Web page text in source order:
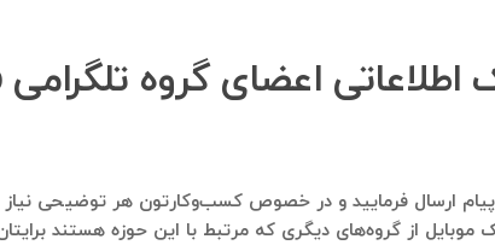
از گروه‌های دیگری که مرتبط با این حوزه هستند